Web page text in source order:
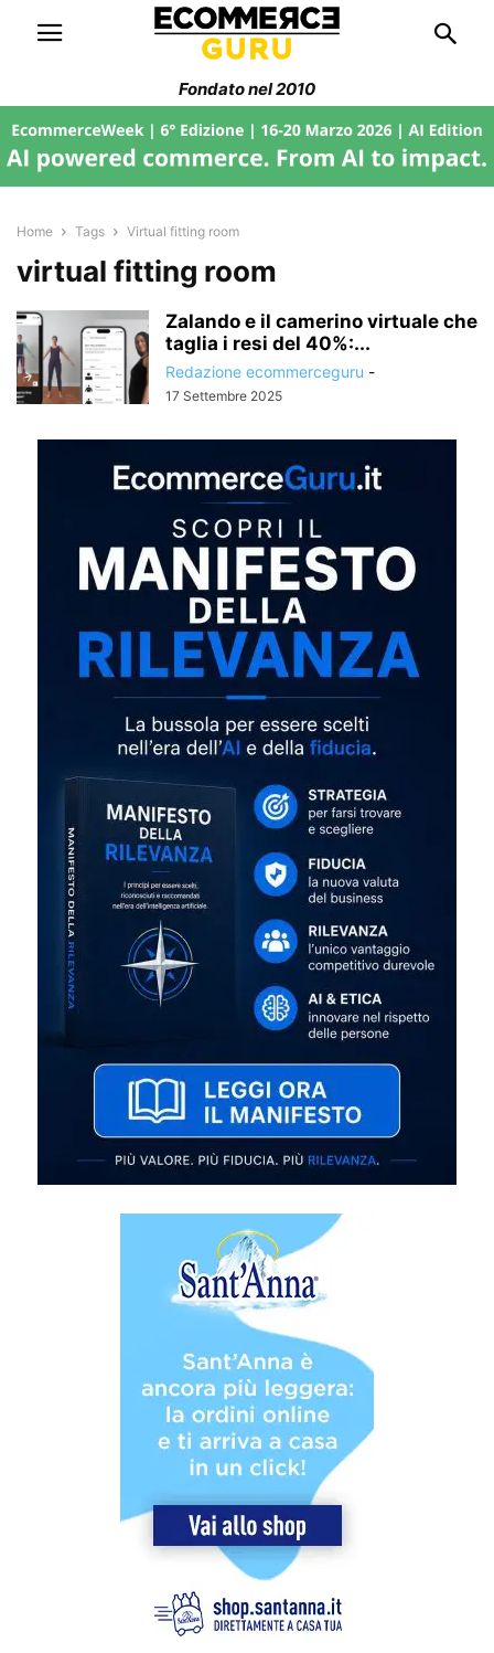
Fondato nel 2010
Home Tags Virtual fitting room
virtual fitting room
Zalando e il camerino virtuale che
taglia i resi del 40%:...
Redazione ecommerceguru -
17 Settembre 2025